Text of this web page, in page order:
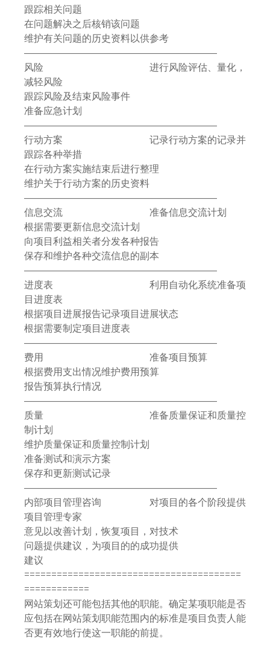
跟踪相关问题
在问题解决之后核销该问题
维护有关问题的历史资料以供参考
————————————————————
风险 进行风险评估、量化，
减轻风险
跟踪风险及结束风险事件
准备应急计划
————————————————————
行动方案 记录行动方案的记录并
跟踪各种举措
在行动方案实施结束后进行整理
维护关于行动方案的历史资料
————————————————————
信息交流 准备信息交流计划
根据需要更新信息交流计划
向项目利益相关者分发各种报告
保存和维护各种交流信息的副本
————————————————————
进度表 利用自动化系统准备项
目进度表
根据项目进展报告记录项目进展状态
根据需要制定项目进度表
————————————————————
费用 准备项目预算
根据费用支出情况维护费用预算
报告预算执行情况
————————————————————
质量 准备质量保证和质量控
制计划
维护质量保证和质量控制计划
准备测试和演示方案
保存和更新测试记录
————————————————————
内部项目管理咨询 对项目的各个阶段提供
项目管理专家
意见以改善计划，恢复项目，对技术
问题提供建议，为项目的的成功提供
建议
========================================
============
网站策划还可能包括其他的职能。确定某项职能是否
应包括在网站策划职能范围内的标准是项目负责人能
否更有效地行使这一职能的前提。